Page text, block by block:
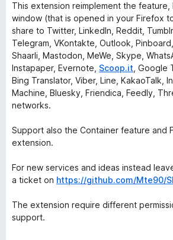
This extension reimplement the feature,
window (that is opened in your Firefox
share to Twitter, LinkedIn, Reddit,
Telegram, VKontakte, Outlook,
Shaarli, Mastodon, MeWe, Skype,
Instapaper, Evernote, Scoop.it , Google
Bing Translator, Viber, Line, KakaoTalk,
Machine, Bluesky, Friendica, Feedly,
networks.
Support also the Container feature and
extension.
For new services and ideas instead
a ticket on https://github.com/Mte90/
The extension require different
support.